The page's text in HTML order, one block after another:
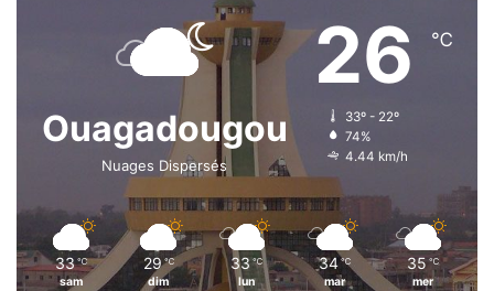
Ouagadougou
Nuages Dispersés
26 ℃
33º - 22º
74%
4.44 km/h
33 ℃
sam
29 ℃
dim
33 ℃
lun
34 ℃
mar
35 ℃
mer